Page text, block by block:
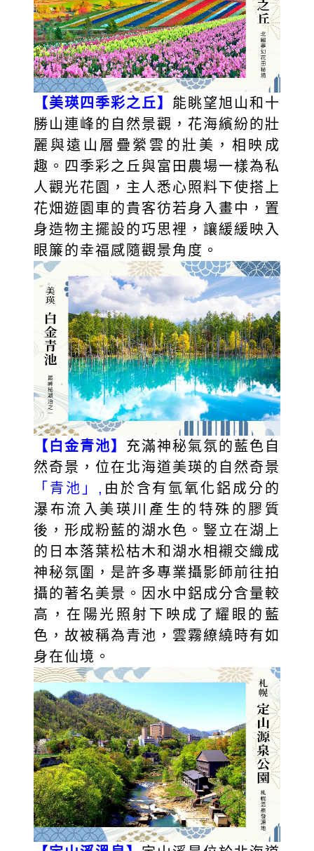
【美瑛四季彩之丘】 能眺望旭山和十
勝山連峰的自然景觀，花海繽紛的壯
麗與遠山層疊縈雲的壯美，相映成
趣。四季彩之丘與富田農場一樣為私
人觀光花園，主人悉心照料下使搭上
花畑遊園車的貴客彷若身入畫中，置
身造物主擺設的巧思裡，讓緩緩映入
眼簾的幸福感隨觀景角度。
【白金青池】 充滿神秘氣氛的藍色自
然奇景，位在北海道美瑛的自然奇景
「青池」, 由於含有氫氧化鋁成分的
瀑布流入美瑛川產生的特殊的膠質
後，形成粉藍的湖水色。豎立在湖上
的日本落葉松枯木和湖水相襯交織成
神秘氛圍，是許多專業攝影師前往拍
攝的著名美景。因水中鋁成分含量較
高，在陽光照射下映成了耀眼的藍
色，故被稱為青池，雲霧繚繞時有如
身在仙境。